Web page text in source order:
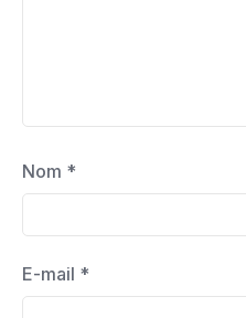
Nom *
E-mail *